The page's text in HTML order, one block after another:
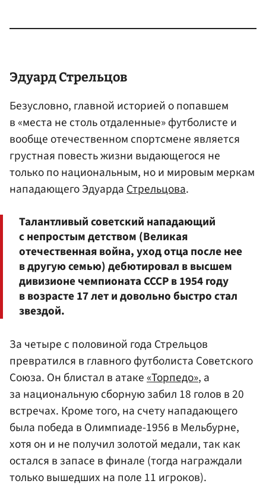
Эдуард Стрельцов
Безусловно, главной историей о попавшем
в «места не столь отдаленные» футболисте и
вообще отечественном спортсмене является
грустная повесть жизни выдающегося не
только по национальным, но и мировым меркам
нападающего ЭдуардаСтрельцова.
Талантливый советский нападающий
с непростым детством (Великая
отечественная война, уход отца после нее
в другую семью) дебютировал в высшем
дивизионе чемпионата СССР в 1954 году
в возрасте 17 лет и довольно быстро стал
звездой.
За четыре с половиной года Стрельцов
превратился в главного футболиста Советского
Союза. Он блистал в атаке«Торпедо», а
за национальную сборную забил 18 голов в 20
встречах. Кроме того, на счету нападающего
была победа в Олимпиаде-1956 в Мельбурне,
хотя он и не получил золотой медали, так как
остался в запасе в финале (тогда награждали
только вышедших на поле 11 игроков).